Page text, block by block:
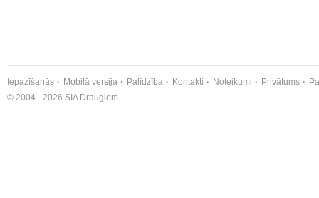
Iepazīšanās Mobilā versija Palīdzība Kontakti Noteikumi Privātums
© 2004 - 2026 SIA Draugiem